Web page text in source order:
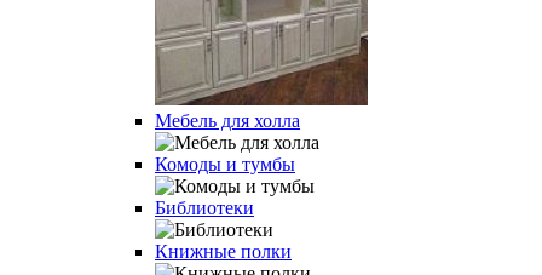
Мебель для холла
Комоды и тумбы
Библиотеки
Книжные полки